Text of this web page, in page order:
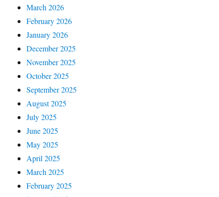
March 2026
February 2026
January 2026
December 2025
November 2025
October 2025
September 2025
August 2025
July 2025
June 2025
May 2025
April 2025
March 2025
February 2025